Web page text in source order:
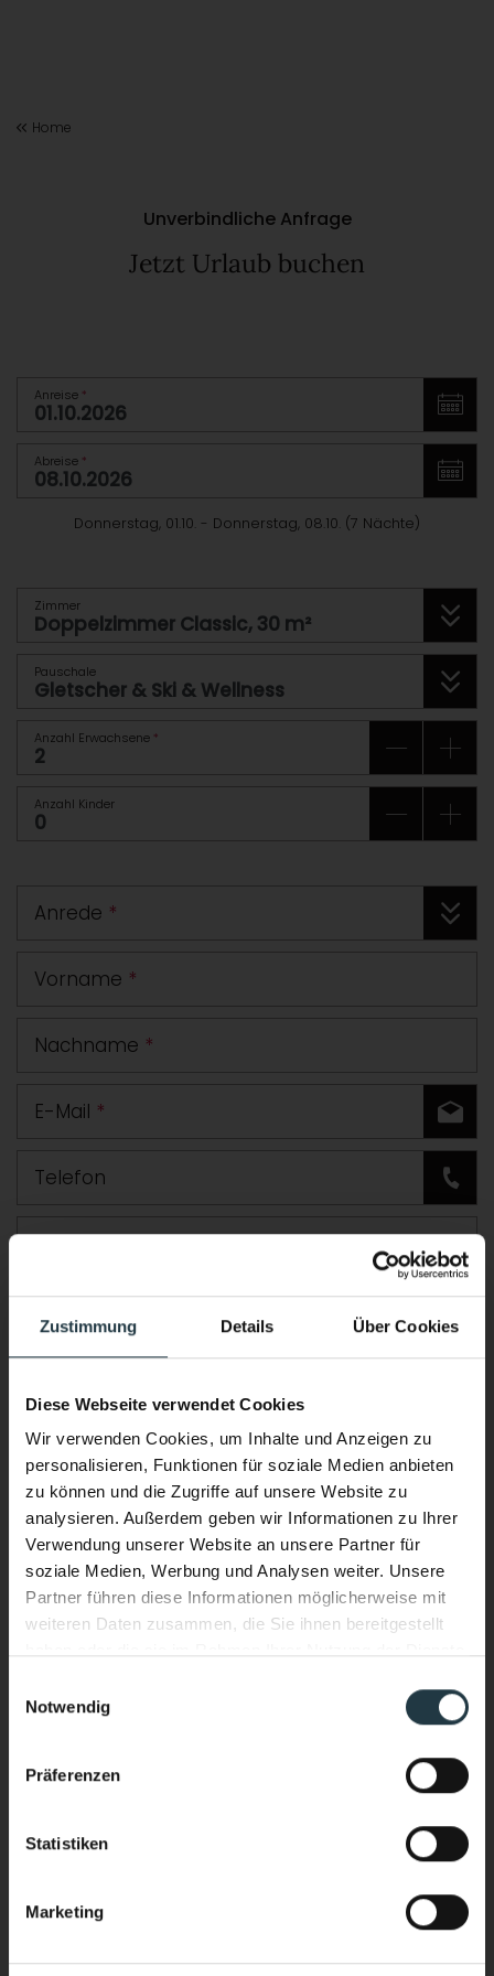
Zustimmung Details Über Cookies
Diese Webseite verwendet Cookies
Wir verwenden Cookies, um Inhalte und Anzeigen zu
personalisieren, Funktionen für soziale Medien anbieten
zu können und die Zugriffe auf unsere Website zu
analysieren. Außerdem geben wir Informationen zu Ihrer
Verwendung unserer Website an unsere Partner für
soziale Medien, Werbung und Analysen weiter. Unsere
Partner führen diese Informationen möglicherweise mit
weiteren Daten zusammen, die Sie ihnen bereitgestellt
Notwendig
Präferenzen
Statistiken
Marketing
Home
Unverbindliche Anfrage
Jetzt Urlaub buchen
Anreise *
Abreise *
Donnerstag, 01.10. - Donnerstag, 08.10. (7 Nächte)
Zimmer
Pauschale
Anzahl Erwachsene *
Anzahl Kinder
Anrede *
Vorname *
Nachname *
E-Mail *
Telefon
Straße
Zusätzliche Angaben oder Fragen
Ich interessiere mich für:
Bergsport/Alpinismus (Klettern, Skitouring,
Sport & Aktivurlaub (Wandern, Skifahren, geführte
Yoga & Meditationkarp
Performance & Soul – jetzt auch
Ganzjährig beheizt. Mit Blick auf die
Stärker heimkommen als ankommen.